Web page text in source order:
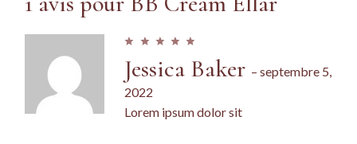
Jessica Baker – septembre 5,
2022
Lorem ipsum dolor sit